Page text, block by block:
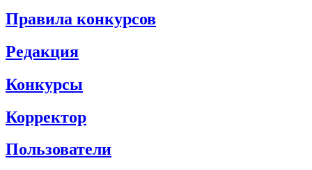
Правила конкурсов
Редакция
Конкурсы
Корректор
Пользователи